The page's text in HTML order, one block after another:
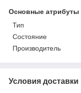
Основные атрибуты
Тип
Состояние
Производитель
Условия доставки